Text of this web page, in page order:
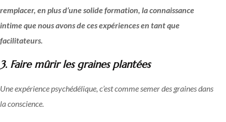
remplacer, en plus d’une solide formation, la connaissance
intime que nous avons de ces expériences en tant que
facilitateurs.
3. Faire mûrir les graines plantées
Une expérience psychédélique, c’est comme semer des graines dans
la conscience.